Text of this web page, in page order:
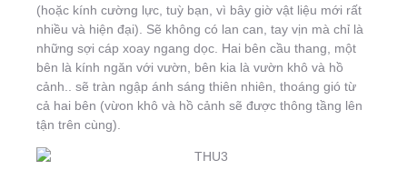
(hoặc kính cường lực, tuỳ bạn, vì bây giờ vật liệu mới rất
nhiều và hiện đại). Sẽ không có lan can, tay vịn mà chỉ là
những sợi cáp xoay ngang dọc. Hai bên cầu thang, một
bên là kính ngăn với vườn, bên kia là vườn khô và hồ
cảnh.. sẽ tràn ngập ánh sáng thiên nhiên, thoáng gió từ
cả hai bên (vừon khô và hồ cảnh sẽ được thông tầng lên
tận trên cùng).